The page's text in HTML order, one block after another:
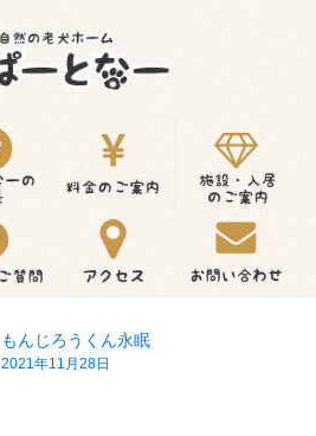
もんじろうくん永眠
2021年11月28日